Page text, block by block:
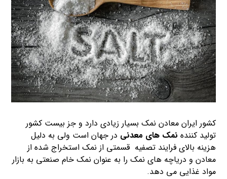
کشور ایران معادن نمک بسیار زیادی دارد و جز بیست کشور
تولید کننده نمک های معدنی در جهان است ولی به دلیل
هزینه بالای فرایند تصفیه قسمتی از نمک استخراج شده از
معادن و دریاچه های نمک را به عنوان نمک خام صنعتی به بازار
مواد غذایی می دهد.